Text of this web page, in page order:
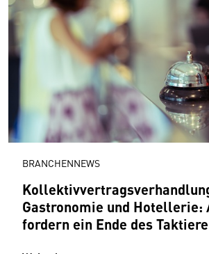
BRANCHENNEWS
Gastronomie und Hotellerie:
fordern ein Ende des